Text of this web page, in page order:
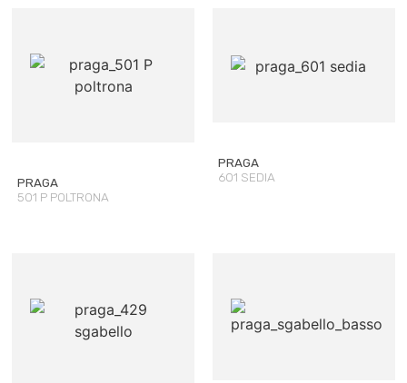
PRAGA
501 P POLTRONA
PRAGA
601 SEDIA